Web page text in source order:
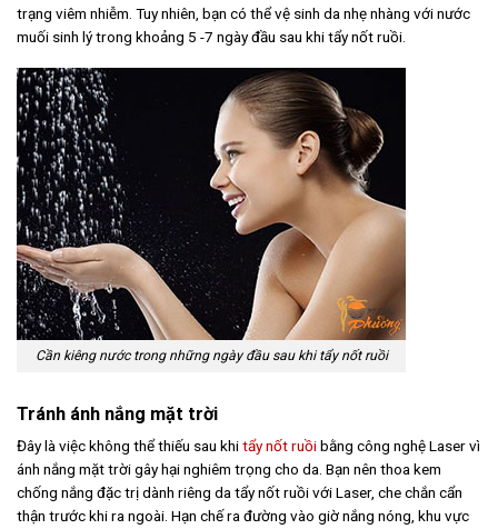
trạng viêm nhiễm. Tuy nhiên, bạn có thể vệ sinh da nhẹ nhàng với nước
muối sinh lý trong khoảng 5 -7 ngày đầu sau khi tẩy nốt ruồi.
Cần kiêng nước trong những ngày đầu sau khi tẩy nốt ruồi
Tránh ánh nắng mặt trời
Đây là việc không thể thiếu sau khitẩy nốt ruồibằng công nghệ Laser vì
ánh nắng mặt trời gây hại nghiêm trọng cho da. Bạn nên thoa kem
chống nắng đặc trị dành riêng da tẩy nốt ruồi với Laser, che chắn cẩn
thận trước khi ra ngoài. Hạn chế ra đường vào giờ nắng nóng, khu vực